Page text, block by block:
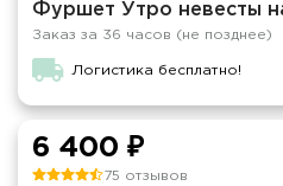
Фуршет Утро невесты
Заказ за 36 часов (не позднее)
Логистика бесплатно!
6 400 ₽
75 отзывов